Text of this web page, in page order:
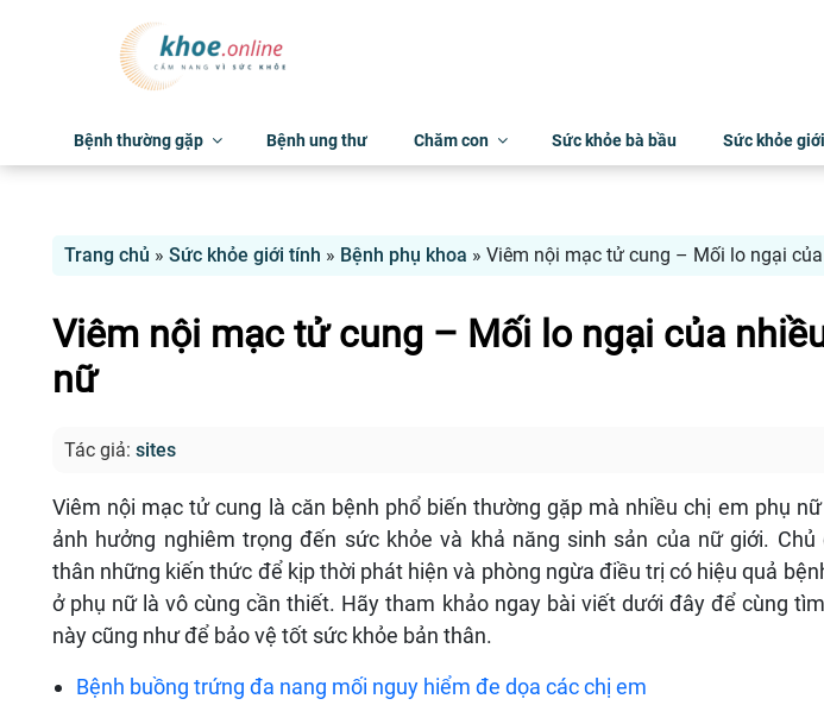
Bệnh thường gặp Bệnh ung thư Chăm con Sức khỏe bà bầu Sức khỏe
Trang chủ » Sức khỏe giới tính » Bệnh phụ khoa » Viêm nội mạc tử cung – Mối lo ngại
Viêm nội mạc tử cung – Mối lo ngại của
nữ
Tác giả: sites
Viêm nội mạc tử cung là căn bệnh phổ biến thường gặp mà nhiều chị em phụ
ảnh hưởng nghiêm trọng đến sức khỏe và khả năng sinh sản của nữ giới.
thân những kiến thức để kịp thời phát hiện và phòng ngừa điều trị có hiệu quả
ở phụ nữ là vô cùng cần thiết. Hãy tham khảo ngay bài viết dưới đây để cùng
này cũng như để bảo vệ tốt sức khỏe bản thân.
Bệnh buồng trứng đa nang mối nguy hiểm đe dọa các chị em